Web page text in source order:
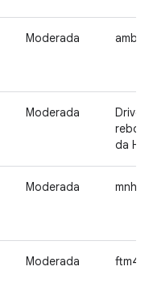
Moderada amba
Moderada
Driver
da
Moderada
Moderada